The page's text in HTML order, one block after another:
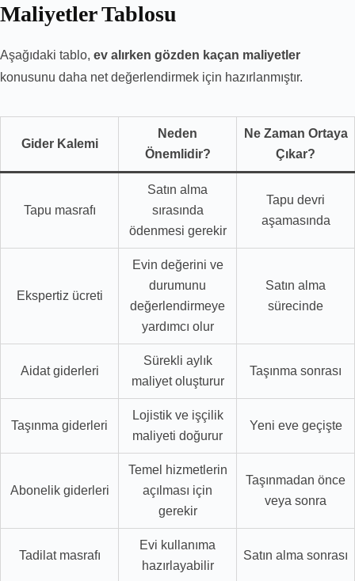
Maliyetler Tablosu
Aşağıdaki tablo, ev alırken gözden kaçan maliyetler
konusunu daha net değerlendirmek için hazırlanmıştır.
Gider Kalemi
Neden
Önemlidir?
Ne Zaman Ortaya
Çıkar?
Tapu masrafı
Satın alma
sırasında
ödenmesi gerekir
Tapu devri
aşamasında
Ekspertiz ücreti
Evin değerini ve
durumunu
değerlendirmeye
yardımcı olur
Satın alma
sürecinde
Aidat giderleri
Sürekli aylık
maliyet oluşturur
Taşınma sonrası
Taşınma giderleri
Lojistik ve işçilik
maliyeti doğurur
Yeni eve geçişte
Abonelik giderleri
Temel hizmetlerin
açılması için
gerekir
Taşınmadan önce
veya sonra
Tadilat masrafı
Evi kullanıma
hazırlayabilir
Satın alma sonrası